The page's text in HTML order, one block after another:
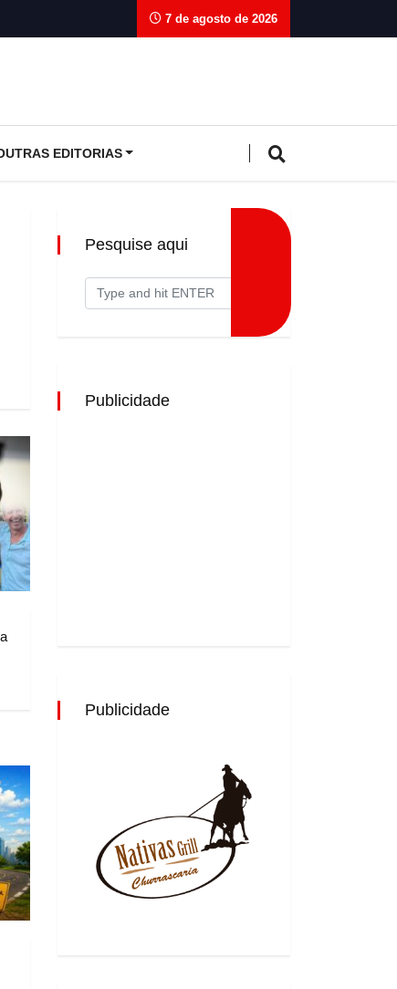
7 de agosto de 2026
EDITORIAS
Pesquise aqui
Publicidade
Publicidade